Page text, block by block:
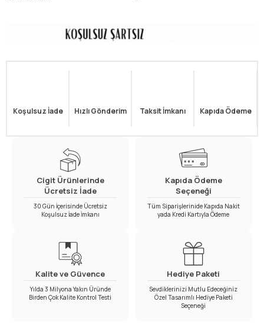
Koşulsuz İade Hızlı Gönderim Taksit İmkanı Kapıda Ödeme
Cigit Ürünlerinde
Ücretsiz İade
30 Gün İçerisinde Ücretsiz
Koşulsuz İade İmkanı
Kapıda Ödeme
Seçeneği
Tüm Siparişlerinide Kapıda Nakit
yada Kredi Kartıyla Ödeme
Kalite ve Güvence
Yılda 3 Milyona Yakın Üründe
Birden Çok Kalite Kontrol Testi
Hediye Paketi
Sevdiklerinizi Mutlu Edeceğiniz
Özel Tasarımlı Hediye Paketi
Seçeneği